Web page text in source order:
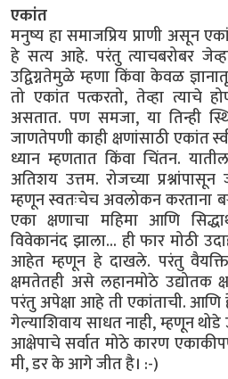
एकांत
मनुष्य हा समाजप्रिय प्राणी असून
हे सत्य आहे. परंतु त्याचबरोबर
उद्विग्नतेमुळे म्हणा किंवा केवळ
तो एकांत पत्करतो, तेव्हा त्याचे
असतात. पण समजा, या तिन्ही
जाणतेपणी काही क्षणांसाठी एकांत
ध्यान म्हणतात किंवा चिंतन.
अतिशय उत्तम. रोजच्या
म्हणून स्वतःचेच अवलोकन करताना
एका क्षणाचा महिमा आणि
विवेकानंद झाला... ही फार मोठी
आहेत म्हणून हे दाखले. परंतु वैयक्तिक
क्षमतेतही असे लहानमोठे उद्योतक
परंतु अपेक्षा आहे ती एकांताची.
गेल्याशिवाय साधत नाही, म्हणून थोडे
आक्षेपाचे सर्वात मोठे कारण
मी, डर के आगे जीत है। :-)